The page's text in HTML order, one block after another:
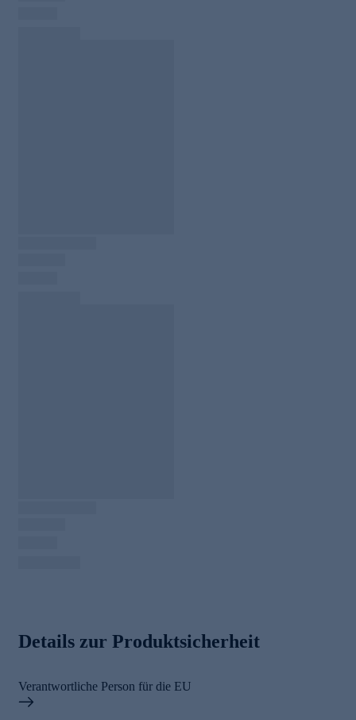
Details zur Produktsicherheit
Verantwortliche Person für die EU